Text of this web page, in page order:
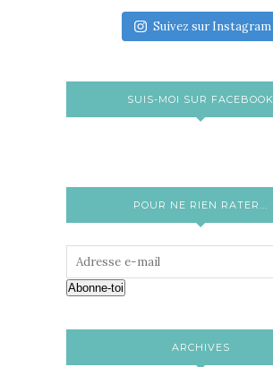
Suivez sur Instagram
SUIS-MOI SUR FACEBOOK
POUR NE RIEN RATER...
Abonne-toi
ARCHIVES